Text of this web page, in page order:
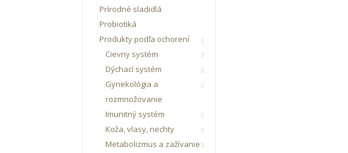
Prírodné sladidlá
Probiotiká
Produkty podľa ochorení
Cievny systém
Dýchací systém
Gynekológia a
rozmnožovanie
Imunitný systém
Koža, vlasy, nechty
Metabolizmus a zažívanie